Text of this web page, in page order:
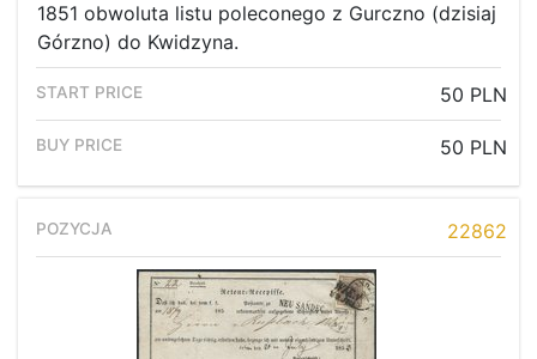
1851 obwoluta listu poleconego z Gurczno (dzisiaj
Górzno) do Kwidzyna.
50 PLN
50 PLN
22862